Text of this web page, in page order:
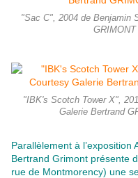
"Sac C", 2004 de Benjamin
"IBK's Scotch Tower X",
Galerie Bertrand
Parallèlement à l’exposition
Bertrand Grimont présente
rue de Montmorency) une